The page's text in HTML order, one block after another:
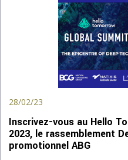
28/02/23
Inscrivez-vous au Hello
2023, le rassemblement
promotionnel ABG